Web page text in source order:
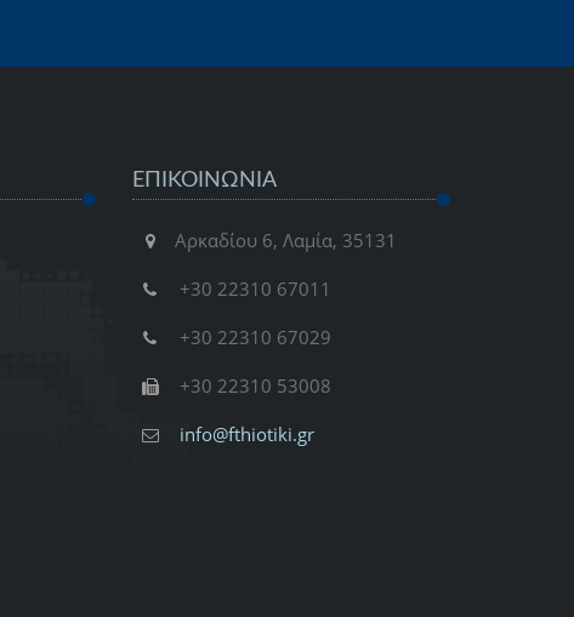
ΕΠΙΚΟΙΝΩΝΊΑ
Αρκαδίου 6, Λαμία, 35131
+30 22310 67011
+30 22310 67029
+30 22310 53008
info@fthiotiki.gr